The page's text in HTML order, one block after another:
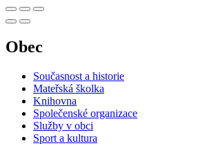
Obec
Současnost a historie
Mateřská školka
Knihovna
Společenské organizace
Služby v obci
Sport a kultura